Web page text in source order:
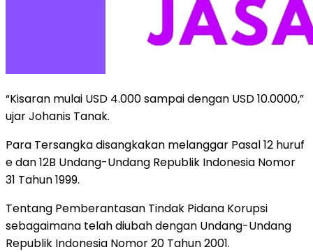
“Kisaran mulai USD 4.000 sampai dengan USD 10.0000,”
ujar Johanis Tanak.
Para Tersangka disangkakan melanggar Pasal 12 huruf
e dan 12B Undang-Undang Republik Indonesia Nomor
31 Tahun 1999.
Tentang Pemberantasan Tindak Pidana Korupsi
sebagaimana telah diubah dengan Undang-Undang
Republik Indonesia Nomor 20 Tahun 2001.